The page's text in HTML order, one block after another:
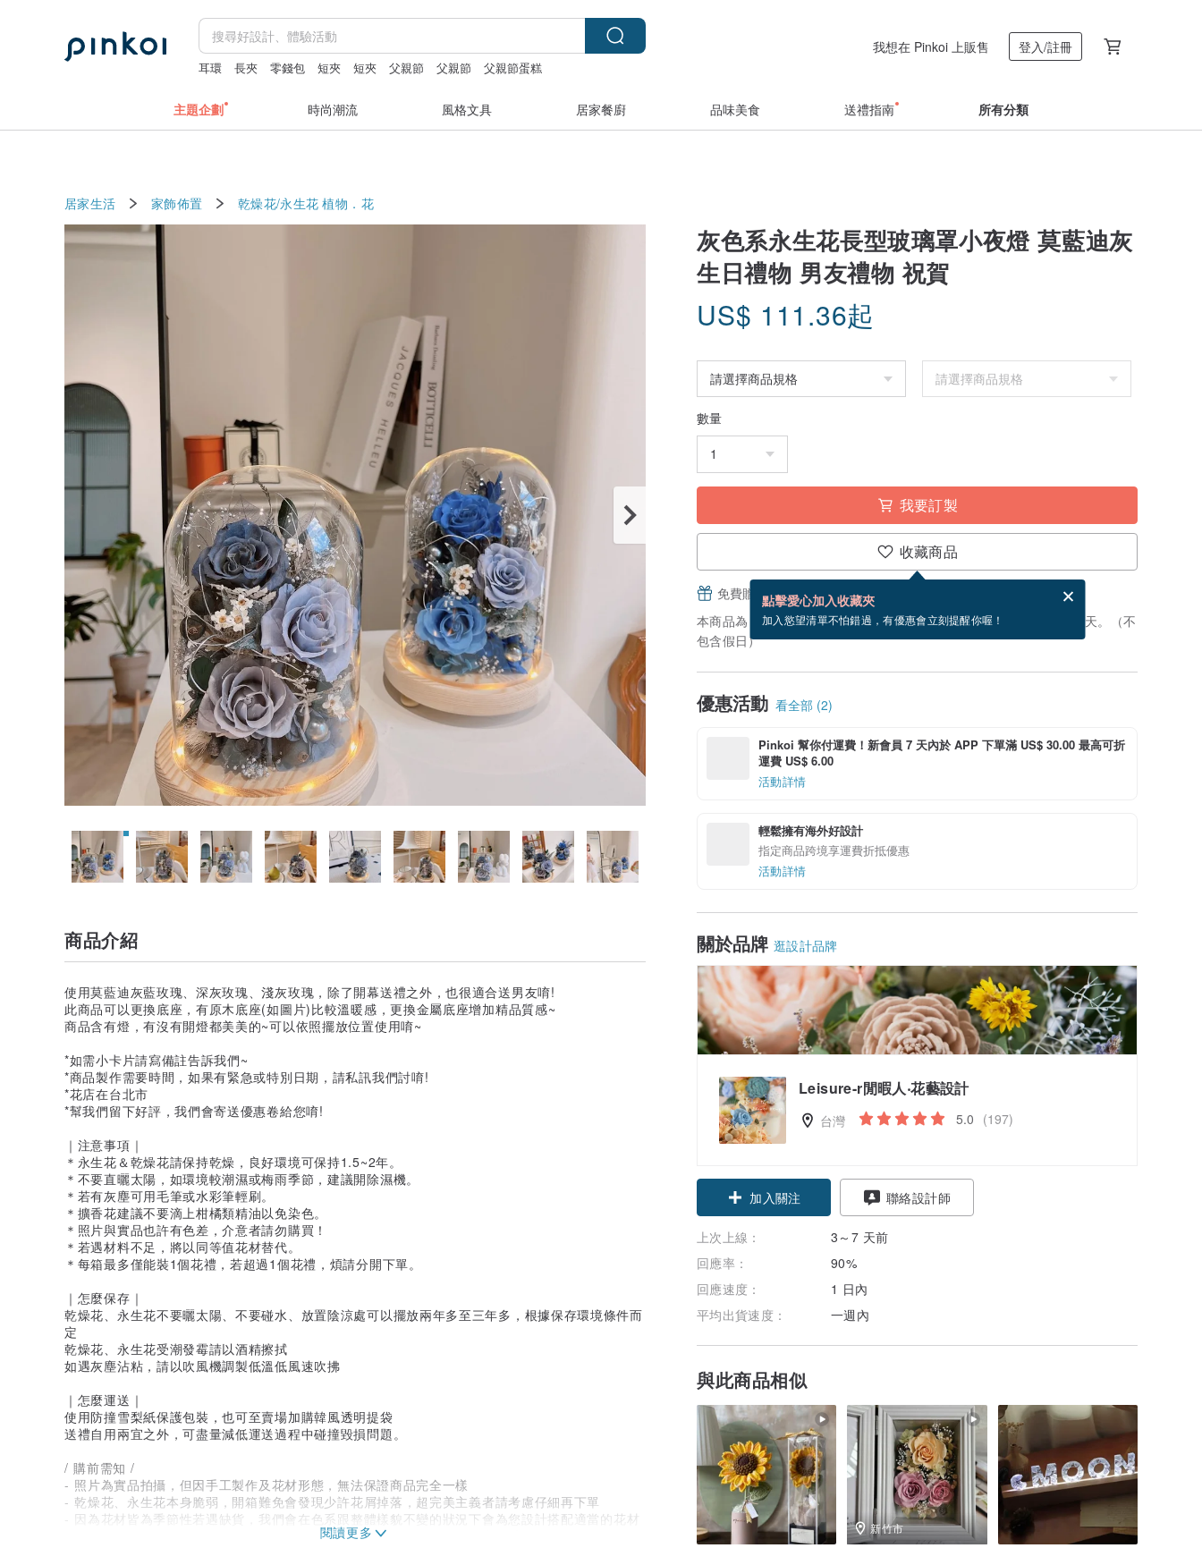
耳環 長夾 零錢包 短夾 短夾 父親節 父親節 父親節蛋糕
我想在 Pinkoi 上販售 登入/註冊
主題企劃 時尚潮流 風格文具 居家餐廚 品味美食 送禮指南 所有分類
居家生活 家飾佈置 乾燥花/永生花 植物．花
灰色系永生花長型玻璃罩小夜燈 莫藍迪灰
生日禮物 男友禮物 祝賀
US$ 111.36起
數量
我要訂製
收藏商品
點擊愛心加入收藏夾
加入慾望清單不怕錯過，有優惠會立刻提醒你喔！
免費贈送電子賀卡，結帳完成後填寫
本商品為「接單訂製」。付款後，從開始製作到寄出商品為 7 個工作天。（不
包含假日）
優惠活動 看全部 (2)
Pinkoi 幫你付運費！新會員 7 天內於 APP 下單滿 US$ 30.00 最高可折
運費 US$ 6.00
活動詳情
輕鬆擁有海外好設計
指定商品跨境享運費折抵優惠
活動詳情
關於品牌 逛設計品牌
Leisure-r閒暇人‧花藝設計
台灣 5.0 (197)
加入關注 聯絡設計師
上次上線：
3～7 天前
回應率：
90%
回應速度：
1 日內
平均出貨速度：
一週內
與此商品相似
新竹市
商品介紹
使用莫藍迪灰藍玫瑰、深灰玫瑰、淺灰玫瑰，除了開幕送禮之外，也很適合送男友唷!
此商品可以更換底座，有原木底座(如圖片)比較溫暖感，更換金屬底座增加精品質感~
商品含有燈，有沒有開燈都美美的~可以依照擺放位置使用唷~
*如需小卡片請寫備註告訴我們~
*商品製作需要時間，如果有緊急或特別日期，請私訊我們討唷!
*花店在台北市
*幫我們留下好評，我們會寄送優惠卷給您唷!
｜注意事項｜
＊永生花＆乾燥花請保持乾燥，良好環境可保持1.5~2年。
＊不要直曬太陽，如環境較潮濕或梅雨季節，建議開除濕機。
＊若有灰塵可用毛筆或水彩筆輕刷。
＊擴香花建議不要滴上柑橘類精油以免染色。
＊照片與實品也許有色差，介意者請勿購買！
＊若遇材料不足，將以同等值花材替代。
＊每箱最多僅能裝1個花禮，若超過1個花禮，煩請分開下單。
｜怎麼保存｜
乾燥花、永生花不要曬太陽、不要碰水、放置陰涼處可以擺放兩年多至三年多，根據保存環境條件而
定
乾燥花、永生花受潮發霉請以酒精擦拭
如遇灰塵沾粘，請以吹風機調製低溫低風速吹拂
｜怎麼運送｜
使用防撞雪梨紙保護包裝，也可至賣場加購韓風透明提袋
送禮自用兩宜之外，可盡量減低運送過程中碰撞毀損問題。
/ 購前需知 /
- 照片為實品拍攝，但因手工製作及花材形態，無法保證商品完全一樣
- 乾燥花、永生花本身脆弱，開箱難免會發現少許花屑掉落，超完美主義者請考慮仔細再下單
- 因為花材皆為季節性若遇缺貨，我們會在色系跟整體樣貌不變的狀況下會為您設計搭配適當的花材
- 乾燥花、永生花為天然素材，運送時難免會有碰撞而少許掉落，我們會盡力妥善包裝保護商品